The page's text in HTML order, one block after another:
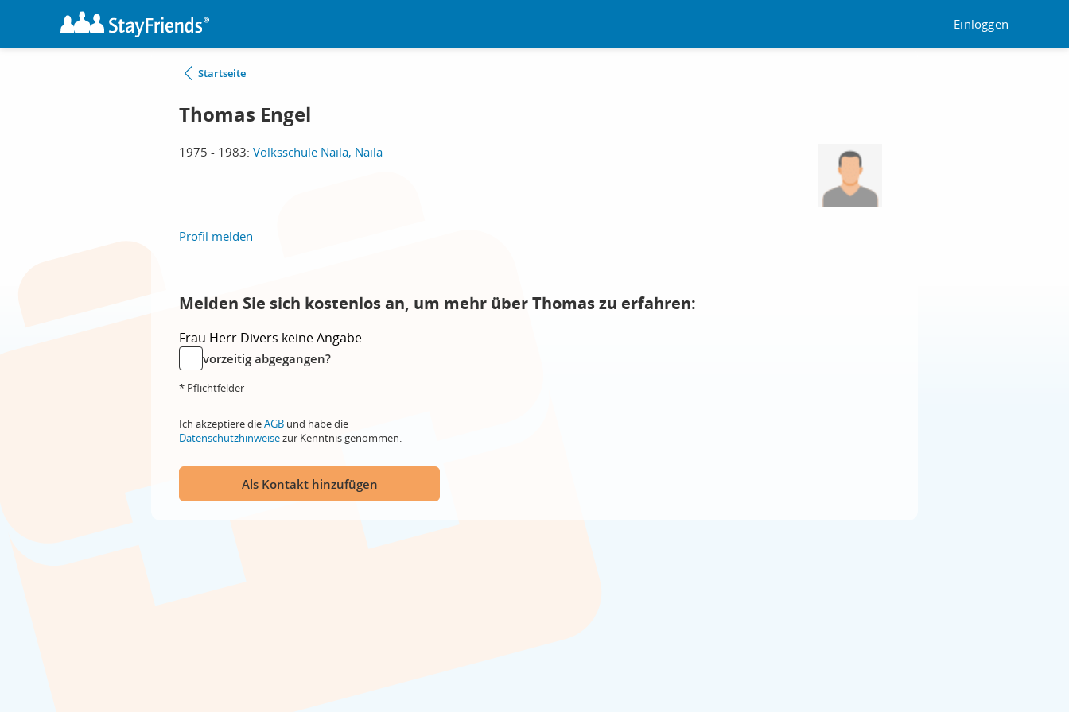
Einloggen
Startseite
Thomas Engel
1975 - 1983: Volksschule Naila, Naila
Profil melden
Melden Sie sich kostenlos an, um mehr über Thomas zu erfahren:
Frau Herr Divers keine Angabe
vorzeitig abgegangen?
* Pflichtfelder
Ich akzeptiere dieAGB und habe die
Datenschutzhinweisezur Kenntnis genommen.
Als Kontakt hinzufügen